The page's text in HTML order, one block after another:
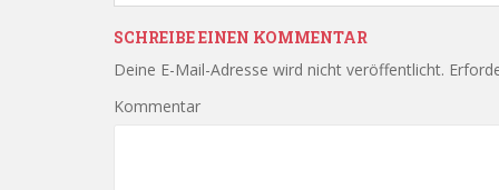
SCHREIBE EINEN KOMMENTAR
Deine E-Mail-Adresse wird nicht veröffentlicht.
Kommentar